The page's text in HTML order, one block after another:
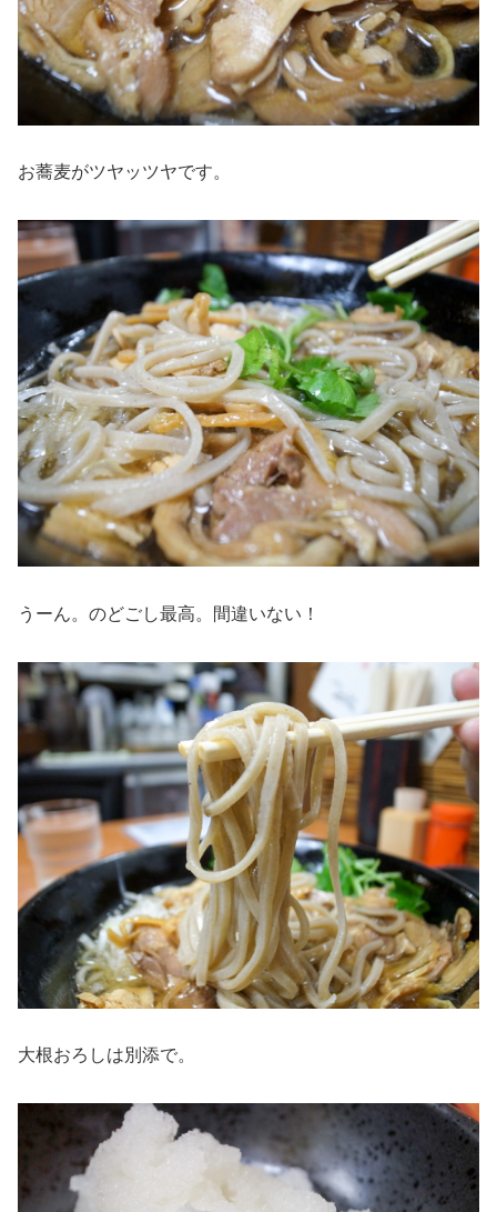
お蕎麦がツヤッツヤです。
うーん。のどごし最高。間違いない！
大根おろしは別添で。